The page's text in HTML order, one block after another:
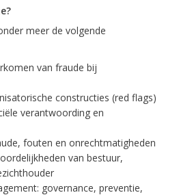
meer de volgende
van fraude bij
constructies (red flags)
verantwoording en
fouten en onrechtmatigheden
van bestuur,
governance, preventie,